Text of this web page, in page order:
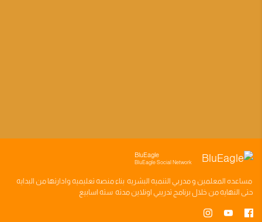
BluEagle
BluEagle Social Network
مساعده المعلمين ومدربي التنميه البشريه بناءمنصه تعليميه وادارتها من البدايه
حتى النهايه من خلال برنامج تدريبي اونلاين مدته سته اسابيع